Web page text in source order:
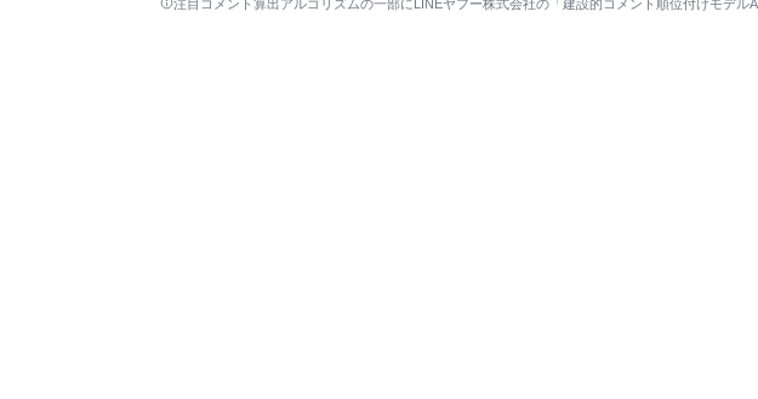
注目コメント算出アルゴリズムの一部にLINEヤフー株式会社の「建設的コメント順位付けモデル